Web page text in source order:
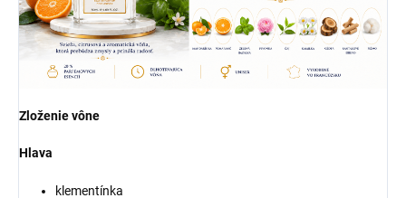
Zloženie vône
Hlava
klementínka